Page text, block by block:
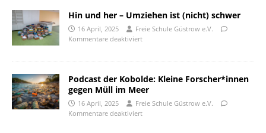
Hin und her – Umziehen ist (nicht) schwer
16 April, 2025
Freie Schule Güstrow e.V.
Kommentare deaktiviert
Podcast der Kobolde: Kleine Forscher*innen
gegen Müll im Meer
16 April, 2025
Freie Schule Güstrow e.V.
Kommentare deaktiviert